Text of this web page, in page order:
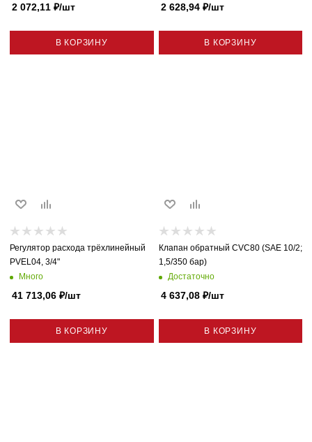
2 072,11 ₽/шт
В КОРЗИНУ
2 628,94₽/шт
В КОРЗИНУ
Регулятор расхода трёхлинейный
PVEL04, 3/4"
Много
41 713,06 ₽/шт
В КОРЗИНУ
Клапан обратный CVC80 (SAE 10/2;
1,5/350 бар)
Достаточно
4 637,08₽/шт
В КОРЗИНУ